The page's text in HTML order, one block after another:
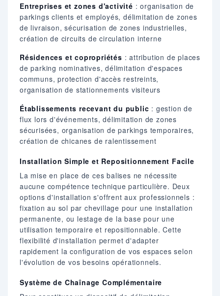
Entreprises et zones d'activité : organisation de
parkings clients et employés, délimitation de zones
de livraison, sécurisation de zones industrielles,
création de circuits de circulation interne
Résidences et copropriétés : attribution de places
de parking nominatives, délimitation d'espaces
communs, protection d'accès restreints,
organisation de stationnements visiteurs
Établissements recevant du public : gestion de
flux lors d'événements, délimitation de zones
sécurisées, organisation de parkings temporaires,
création de chicanes de ralentissement
Installation Simple et Repositionnement Facile
La mise en place de ces balises ne nécessite
aucune compétence technique particulière. Deux
options d'installation s'offrent aux professionnels :
fixation au sol par chevillage pour une installation
permanente, ou lestage de la base pour une
utilisation temporaire et repositionnable. Cette
flexibilité d'installation permet d'adapter
rapidement la configuration de vos espaces selon
l'évolution de vos besoins opérationnels.
Système de Chaînage Complémentaire